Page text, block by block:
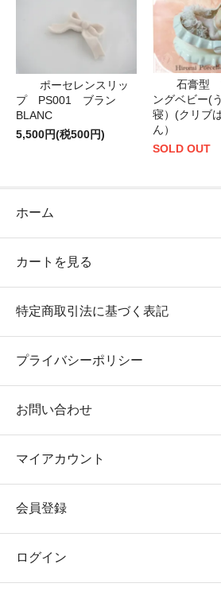
ポーセレンスリッ
プ PS001 ブラン
BLANC
5,500円(税500円)
石膏型
ングベビー(
寝）(クリブ
ん）
SOLD OUT
ホーム
カートを見る
特定商取引法に基づく表記
プライバシーポリシー
お問い合わせ
マイアカウント
会員登録
ログイン